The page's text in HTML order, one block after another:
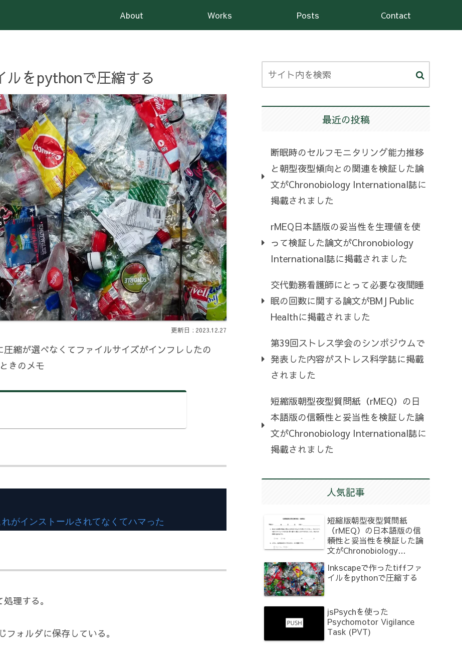
About Works Posts Contact
をpythonで圧縮する
2023.12.27
縮が選べなくてファイルサイズがインフレしたの
きのメモ
がインストールされてなくてハマった
理する。
フォルダに保存している。
最近の投稿
断眠時のセルフモニタリング能力推移
と朝型夜型傾向との関連を検証した論
文がChronobiology International誌に
掲載されました
rMEQ日本語版の妥当性を生理値を使
って検証した論文がChronobiology
International誌に掲載されました
交代勤務看護師にとって必要な夜間睡
眠の回数に関する論文がBMJ Public
Healthに掲載されました
第39回ストレス学会のシンポジウムで
発表した内容がストレス科学誌に掲載
されました
短縮版朝型夜型質問紙（rMEQ）の日
本語版の信頼性と妥当性を検証した論
文がChronobiology International誌に
掲載されました
人気記事
短縮版朝型夜型質問紙
（rMEQ）の日本語版の信
頼性と妥当性を検証した論
文がChronobiology
ました
Inkscapeで作ったtiffファ
イルをpythonで圧縮する
jsPsychを使った
Psychomotor Vigilance
Task (PVT)